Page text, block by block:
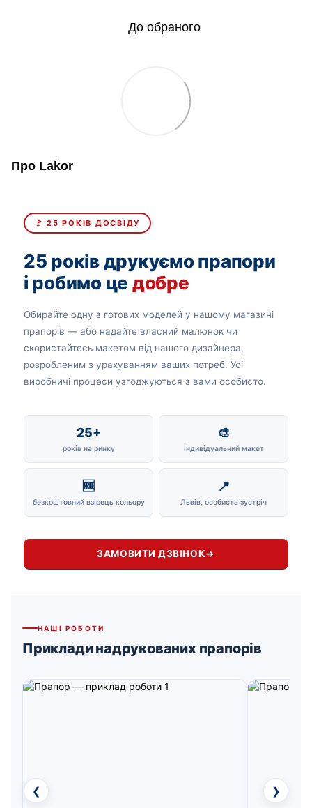
До обраного
Про Lakor
🚩 25 РОКІВ ДОСВІДУ
25 років друкуємо прапори
і робимо це добре
Обирайте одну з готових моделей у нашому магазині
прапорів — або надайте власний малюнок чи
скористайтесь макетом від нашого дизайнера,
розробленим з урахуванням ваших потреб. Усі
виробничі процеси узгоджуються з вами особисто.
25+
років на ринку
🎨
індивідуальний макет
🆓
безкоштовний взірець кольору
📍
Львів, особиста зустріч
ЗАМОВИТИ ДЗВІНОК→
НАШІ РОБОТИ
Приклади надрукованих прапорів
❮ ❯